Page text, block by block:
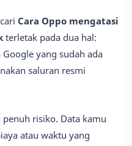
Cara Oppo mengatasi
terletak pada dua hal:
yang sudah ada
saluran resmi
risiko. Data kamu
atau waktu yang